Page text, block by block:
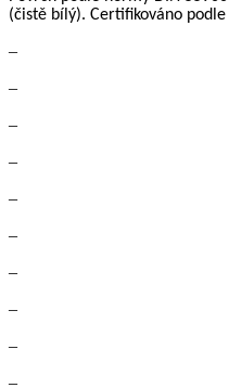
(čistě bílý). Certifikováno podle
–
–
–
–
–
–
–
–
–
–